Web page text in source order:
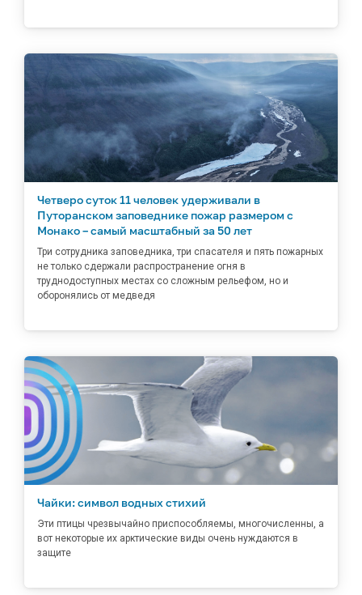
Четверо суток 11 человек удерживали в
Путоранском заповеднике пожар размером с
Монако – самый масштабный за 50 лет
Три сотрудника заповедника, три спасателя и пять пожарных
не только сдержали распространение огня в
труднодоступных местах со сложным рельефом, но и
оборонялись от медведя
Чайки: символ водных стихий
Эти птицы чрезвычайно приспособляемы, многочисленны, а
вот некоторые их арктические виды очень нуждаются в
защите